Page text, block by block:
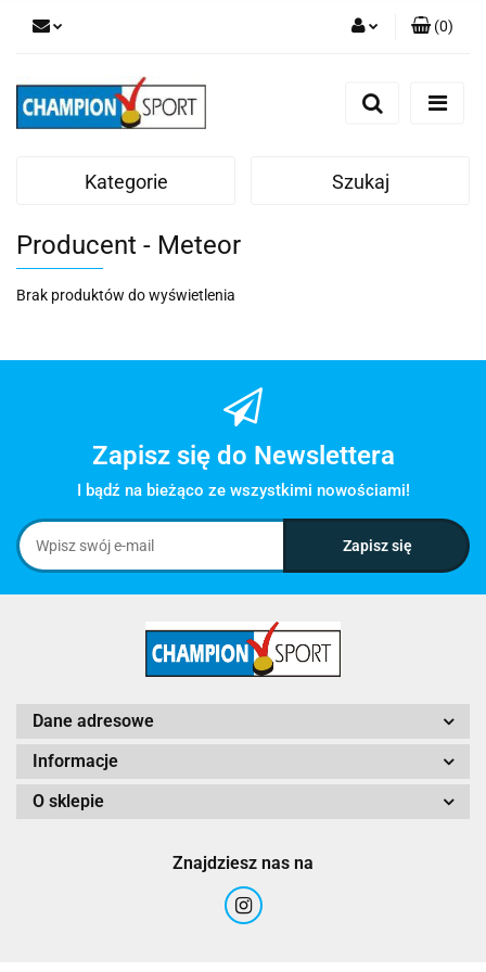
Zarejestruj się
(0)
Kategorie Szukaj
Producent - Meteor
Brak produktów do wyświetlenia
Zapisz się do Newslettera
I bądź na bieżąco ze wszystkimi nowościami!
Dane adresowe
Informacje
O sklepie
Znajdziesz nas na